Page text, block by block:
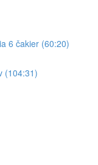
6 čakier (60:20)
(104:31)